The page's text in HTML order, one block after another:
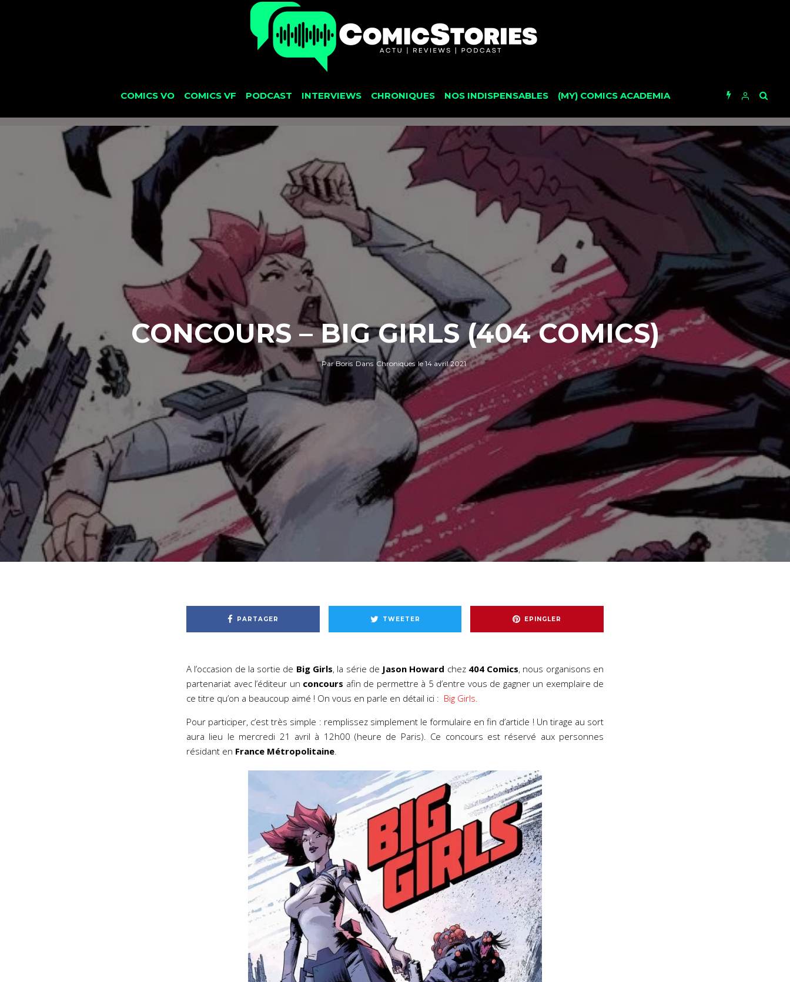
COMICS VO COMICS VF PODCAST INTERVIEWS CHRONIQUES NOS INDISPENSABLES (MY) COMICS ACADEMIA
CONCOURS – BIG GIRLS (404 COMICS)
ParBoris Dans Chroniques le14 avril 2021
PARTAGER TWEETER EPINGLER
A l’occasion de la sortie de Big Girls, la série de Jason Howard chez 404 Comics, nous organisons en
partenariat avec l’éditeur un concours afin de permettre à 5 d’entre vous de gagner un exemplaire de
ce titre qu’on a beaucoup aimé ! On vous en parle en détail ici : Big Girls.
Pour participer, c’est très simple : remplissez simplement le formulaire en fin d’article ! Un tirage au sort
aura lieu le mercredi 21 avril à 12h00 (heure de Paris). Ce concours est réservé aux personnes
résidant en France Métropolitaine.